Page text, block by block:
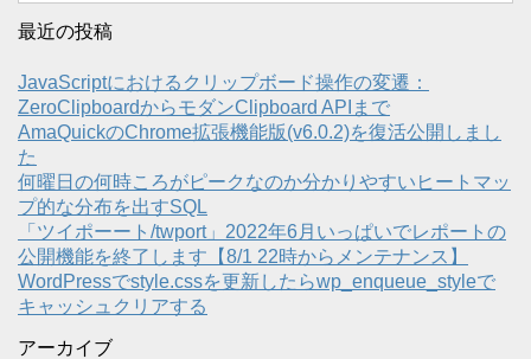
最近の投稿
JavaScriptにおけるクリップボード操作の変遷：
ZeroClipboardからモダンClipboard APIまで
AmaQuickのChrome拡張機能版(v6.0.2)を復活公開しまし
た
何曜日の何時ころがピークなのか分かりやすいヒートマッ
プ的な分布を出すSQL
「ツイポーート/twport」2022年6月いっぱいでレポートの
公開機能を終了します【8/1 22時からメンテナンス】
WordPressでstyle.cssを更新したらwp_enqueue_styleで
キャッシュクリアする
アーカイブ